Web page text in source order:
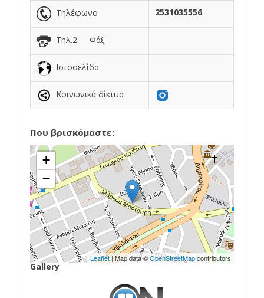
Τηλέφωνο 2531035556
Τηλ.2 - Φάξ
Ιστοσελίδα
Κοινωνικά δίκτυα
Που βρισκόμαστε:
+
−
Leaflet| Map data ©OpenStreetMapcontributors
Gallery